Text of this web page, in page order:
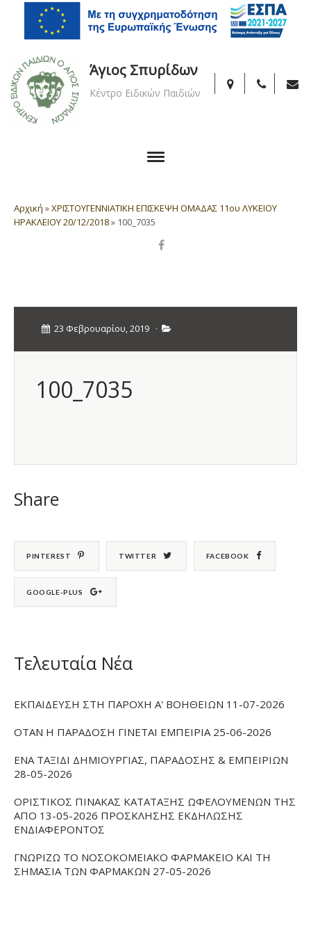
Άγιος Σπυρίδων
Κέντρο Ειδικών Παιδιών
Αρχική »ΧΡΙΣΤΟΥΓΕΝΝΙΑΤΙΚΗ ΕΠΙΣΚΕΨΗ ΟΜΑΔΑΣ 11ου ΛΥΚΕΙΟΥ
ΗΡΑΚΛΕΙΟΥ 20/12/2018» 100_7035
23 Φεβρουαρίου, 2019 ·
100_7035
Share
PINTEREST TWITTER FACEBOOK
GOOGLE-PLUS
Τελευταία Νέα
ΕΚΠΑΙΔΕΥΣΗ ΣΤΗ ΠΑΡΟΧΗ Α' ΒΟΗΘΕΙΩΝ 11-07-2026
ΟΤΑΝ Η ΠΑΡΑΔΟΣΗ ΓΙΝΕΤΑΙ ΕΜΠΕΙΡΙΑ 25-06-2026
ΕΝΑ ΤΑΞΙΔΙ ΔΗΜΙΟΥΡΓΙΑΣ, ΠΑΡΑΔΟΣΗΣ & ΕΜΠΕΙΡΙΩΝ
28-05-2026
ΟΡΙΣΤΙΚΟΣ ΠΙΝΑΚΑΣ ΚΑΤΑΤΑΞΗΣ ΩΦΕΛΟΥΜΕΝΩΝ ΤΗΣ
ΑΠΟ 13-05-2026 ΠΡΟΣΚΛΗΣΗΣ ΕΚΔΗΛΩΣΗΣ
ΕΝΔΙΑΦΕΡΟΝΤΟΣ
ΓΝΩΡΙΖΩ ΤΟ ΝΟΣΟΚΟΜΕΙΑΚΟ ΦΑΡΜΑΚΕΙΟ ΚΑΙ ΤΗ
ΣΗΜΑΣΙΑ ΤΩΝ ΦΑΡΜΑΚΩΝ 27-05-2026